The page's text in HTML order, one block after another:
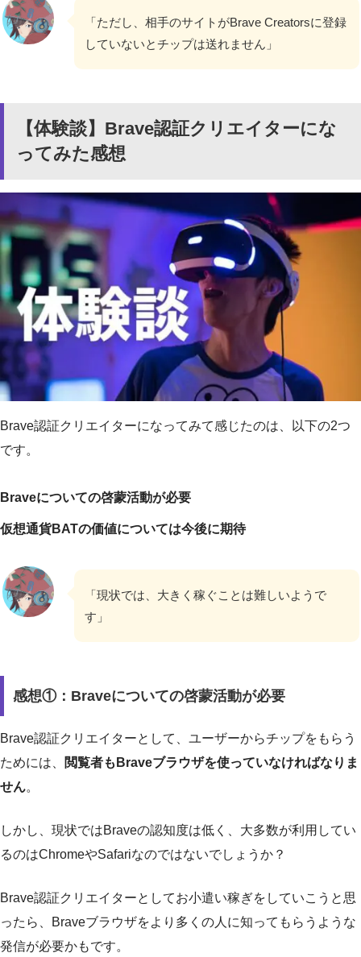
「ただし、相手のサイトがBrave Creatorsに登録
していないとチップは送れません」
【体験談】Brave認証クリエイターにな
ってみた感想
Brave認証クリエイターになってみて感じたのは、以下の2つ
です。
Braveについての啓蒙活動が必要
仮想通貨BATの価値については今後に期待
「現状では、大きく稼ぐことは難しいようで
す」
感想①：Braveについての啓蒙活動が必要
Brave認証クリエイターとして、ユーザーからチップをもらう
ためには、
閲覧者もBraveブラウザを使っていなければなりま
せん。
しかし、現状ではBraveの認知度は低く、大多数が利用してい
るのはChromeやSafariなのではないでしょうか？
Brave認証クリエイターとしてお小遣い稼ぎをしていこうと思
ったら、Braveブラウザをより多くの人に知ってもらうような
発信が必要かもです。